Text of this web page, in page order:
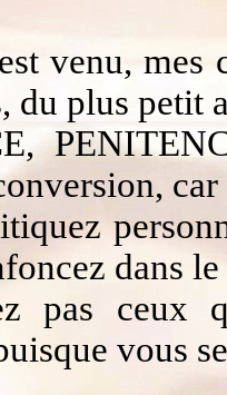
venu, mes
du plus petit
dans
pas ceux
vous